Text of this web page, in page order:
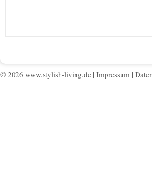
© 2026 www.stylish-living.de | Impressum |